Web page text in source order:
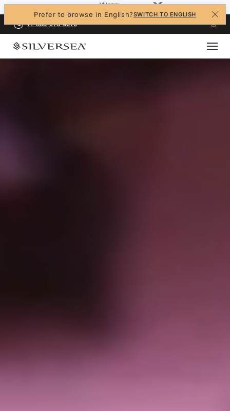
Prefer to browse in English?SWITCH TO ENGLISH
+1-888-978-4070